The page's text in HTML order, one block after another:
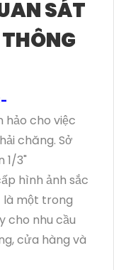
SÁT
hảo cho việc
chăng. Sở
1/3"
hình ảnh sắc
là một trong
cho nhu cầu
cửa hàng và